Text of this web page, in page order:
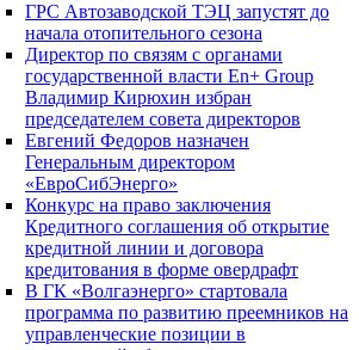
ГРС Автозаводской ТЭЦ запустят до
начала отопительного сезона
Директор по связям с органами
государственной власти En+ Group
Владимир Кирюхин избран
председателем совета директоров
Евгений Федоров назначен
Генеральным директором
«ЕвроСибЭнерго»
Конкурс на право заключения
Кредитного соглашения об открытие
кредитной линии и договора
кредитования в форме овердрафт
В ГК «Волгаэнерго» стартовала
программа по развитию преемников на
управленческие позиции в